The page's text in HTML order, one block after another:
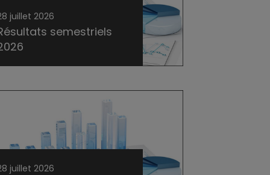
juillet 2026
semestriels
juillet 2026